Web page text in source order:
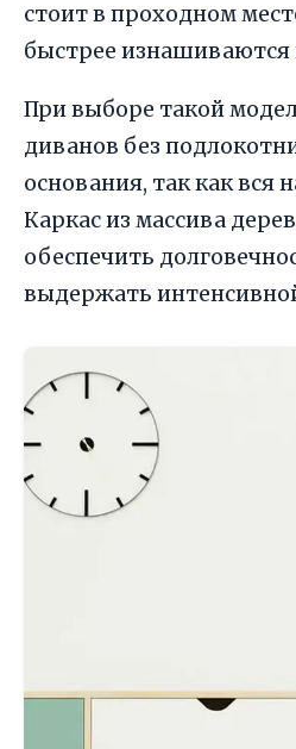
стоит в проходном
быстрее изнашиваются
При выборе такой
диванов без
основания, так как вся
Каркас из массива
обеспечить
выдержать